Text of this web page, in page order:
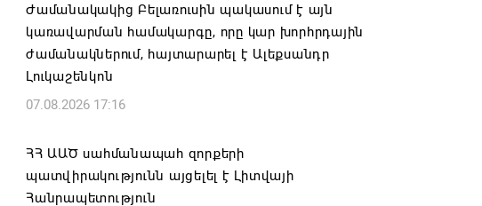
Ժամանակակից Բելառուսին պակասում է այն
կառավարման համակարգը, որը կար խորհրդային
ժամանակներում, հայտարարել է Ալեքսանդր
Լուկաշենկոն
07.08.2026 17:16
ՀՀ ԱԱԾ սահմանապահ զորքերի
պատվիրակությունն այցելել է Լիտվայի
Հանրապետություն